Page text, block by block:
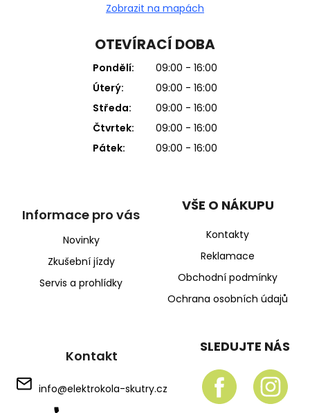
Zobrazit na mapách
OTEVÍRACÍ DOBA
Pondělí:
09:00 - 16:00
Úterý:
09:00 - 16:00
Středa:
09:00 - 16:00
Čtvrtek:
09:00 - 16:00
Pátek:
09:00 - 16:00
Informace pro vás
Novinky
Zkušební jízdy
Servis a prohlídky
VŠE O NÁKUPU
Kontakty
Reklamace
Obchodní podmínky
Ochrana osobních údajů
Kontakt
info@elektrokola-skutry.cz
SLEDUJTE NÁS